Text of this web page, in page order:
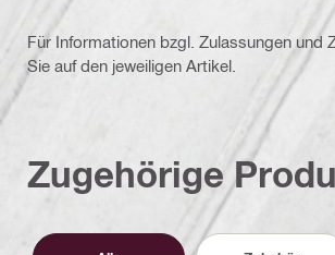
Für Informationen bzgl. Zulassungen und
Sie auf den jeweiligen Artikel.
Zugehörige